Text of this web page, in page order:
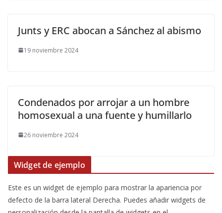
Junts y ERC abocan a Sánchez al abismo
19 noviembre 2024
Condenados por arrojar a un hombre
homosexual a una fuente y humillarlo
26 noviembre 2024
Widget de ejemplo
Este es un widget de ejemplo para mostrar la apariencia por
defecto de la barra lateral Derecha. Puedes añadir widgets de